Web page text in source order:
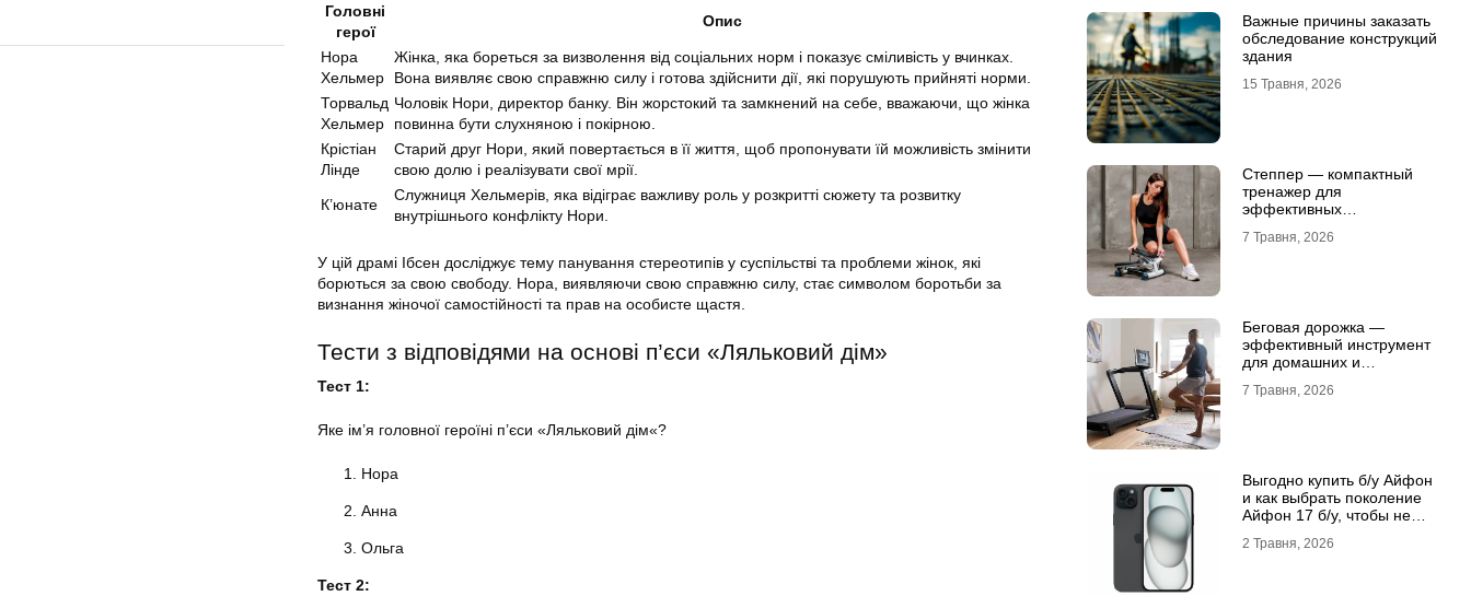
Головні
герої
Опис
Нора
Хельмер
Жінка, яка бореться за визволення від соціальних норм і показує сміливість у вчинках.
Вона виявляє свою справжню силу і готова здійснити дії, які порушують прийняті норми.
Торвальд
Хельмер
Чоловік Нори, директор банку. Він жорстокий та замкнений на себе, вважаючи, що жінка
повинна бути слухняною і покірною.
Крістіан
Лінде
Старий друг Нори, який повертається в її життя, щоб пропонувати їй можливість змінити
свою долю і реалізувати свої мрії.
К’юнате
Служниця Хельмерів, яка відіграє важливу роль у розкритті сюжету та розвитку
внутрішнього конфлікту Нори.
У цій драмі Ібсен досліджує тему панування стереотипів у суспільстві та проблеми жінок, які
борються за свою свободу. Нора, виявляючи свою справжню силу, стає символом боротьби за
визнання жіночої самостійності та прав на особисте щастя.
Тести з відповідями на основі п’єси «Ляльковий дім»
Тест 1:
Яке ім’я головної героїні п’єси «Ляльковий дім«?
Нора
Анна
Ольга
Тест 2:
Важные причины заказать
обследование конструкций
здания
15 Травня, 2026
Степпер — компактный
тренажер для
эффективных
7 Травня, 2026
Беговая дорожка —
эффективный инструмент
для домашних и
тренировок
7 Травня, 2026
Выгодно купить б/у Айфон
и как выбрать поколение
Айфон 17 б/у, чтобы не
2 Травня, 2026